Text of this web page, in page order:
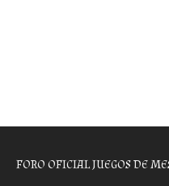
FORO OFICIAL JUEGOS DE